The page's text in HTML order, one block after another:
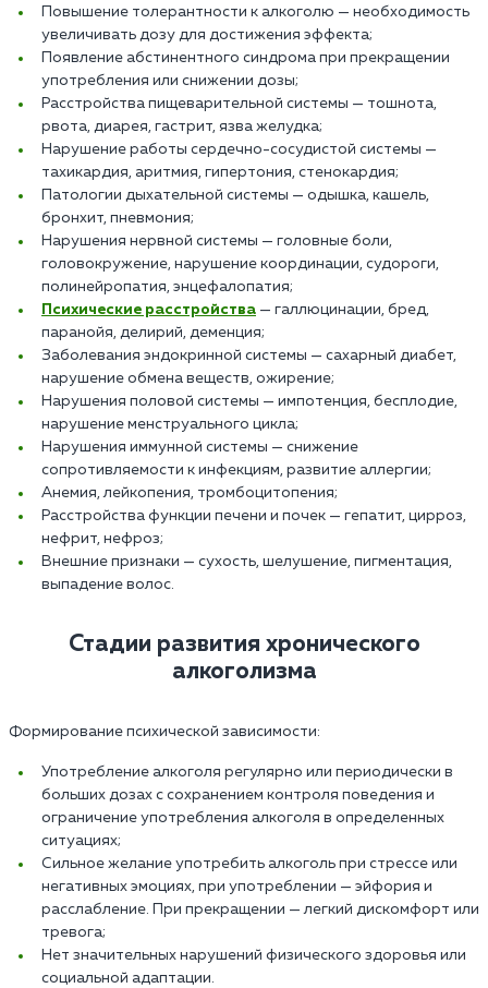
Повышение толерантности к алкоголю — необходимость
увеличивать дозу для достижения эффекта;
Появление абстинентного синдрома при прекращении
употребления или снижении дозы;
Расстройства пищеварительной системы — тошнота,
рвота, диарея, гастрит, язва желудка;
Нарушение работы сердечно-сосудистой системы —
тахикардия, аритмия, гипертония, стенокардия;
Патологии дыхательной системы — одышка, кашель,
бронхит, пневмония;
Нарушения нервной системы — головные боли,
головокружение, нарушение координации, судороги,
полинейропатия, энцефалопатия;
Психические расстройства — галлюцинации, бред,
паранойя, делирий, деменция;
Заболевания эндокринной системы — сахарный диабет,
нарушение обмена веществ, ожирение;
Нарушения половой системы — импотенция, бесплодие,
нарушение менструального цикла;
Нарушения иммунной системы — снижение
сопротивляемости к инфекциям, развитие аллергии;
Анемия, лейкопения, тромбоцитопения;
Расстройства функции печени и почек — гепатит, цирроз,
нефрит, нефроз;
Внешние признаки — сухость, шелушение, пигментация,
выпадение волос.
Стадии развития хронического
алкоголизма
Формирование психической зависимости:
Употребление алкоголя регулярно или периодически в
больших дозах с сохранением контроля поведения и
ограничение употребления алкоголя в определенных
ситуациях;
Сильное желание употребить алкоголь при стрессе или
негативных эмоциях, при употреблении — эйфория и
расслабление. При прекращении — легкий дискомфорт или
тревога;
Нет значительных нарушений физического здоровья или
социальной адаптации.